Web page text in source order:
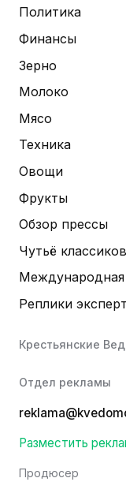
Политика
Финансы
Зерно
Молоко
Мясо
Техника
Овощи
Фрукты
Обзор прессы
Чутьё классиков
Реплики
Крестьянские
Отдел рекламы
Разместить
Продюсер